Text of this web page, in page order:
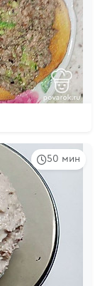
50 мин